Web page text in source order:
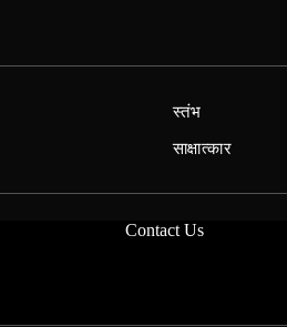
स्तंभ
साक्षात्कार
Contact Us